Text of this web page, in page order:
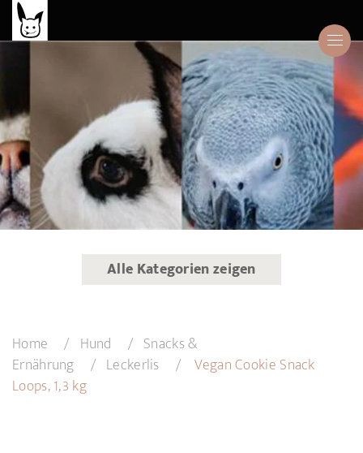
Alle Kategorien zeigen
Home Hund
Snacks &
Ernährung
Leckerlis
Vegan Cookie Snack
Loops, 1,3 kg